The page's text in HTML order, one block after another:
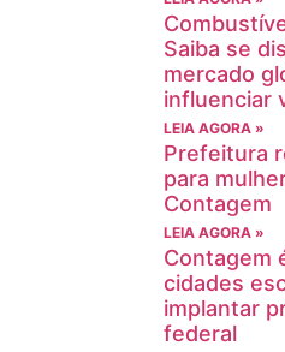
Saiba se
mercado
influenciar
LEIA AGORA »
Prefeitura
para
Contagem
LEIA AGORA »
Contagem
cidades
implantar
federal